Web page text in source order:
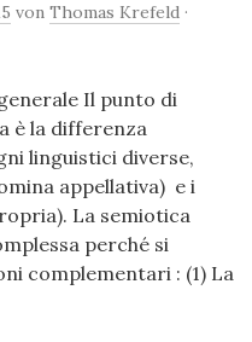
von Thomas Krefeld ·
Il punto di
è la differenza
linguistici diverse,
appellativa) e i
La semiotica
perché si
complementari : (1) La